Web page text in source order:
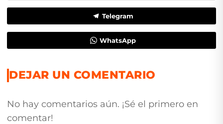
Telegram
WhatsApp
DEJAR UN COMENTARIO
No hay comentarios aún. ¡Sé el primero en
comentar!